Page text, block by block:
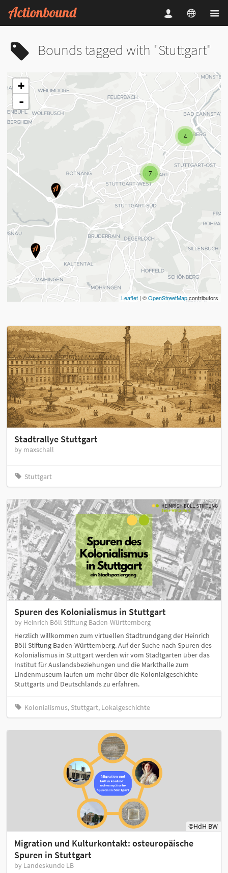
Bounds tagged with "Stuttgart"
4
7
+
-
Leaflet | ©OpenStreetMapcontributors
Stadtrallye Stuttgart
by maxschall
Stuttgart
Spuren des Kolonialismus in Stuttgart
by Heinrich Böll Stiftung Baden-Württemberg
Herzlich willkommen zum virtuellen Stadtrundgang der Heinrich
Böll Stiftung Baden-Württemberg. Auf der Suche nach Spuren des
Kolonialismus in Stuttgart werden wir vom Stadtgarten über das
Institut für Auslandsbeziehungen und die Markthalle zum
Lindenmuseum laufen um mehr über die Kolonialgeschichte
Stuttgarts und Deutschlands zu erfahren.
Kolonialismus, Stuttgart, Lokalgeschichte
©️HdH BW
Migration und Kulturkontakt: osteuropäische
Spuren in Stuttgart
by Landeskunde LB